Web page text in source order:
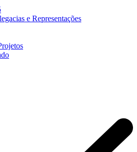
e Representações